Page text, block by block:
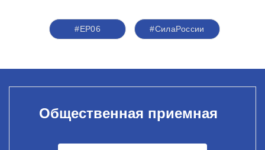
#ЕР06 #СилаРоссии
Общественная приемная